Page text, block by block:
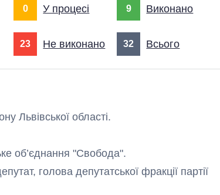
Львівської області.
об’єднання "Свобода".
голова депутатської фракції партії
0 У процесі 9 Виконано
23 Не виконано 32 Всього